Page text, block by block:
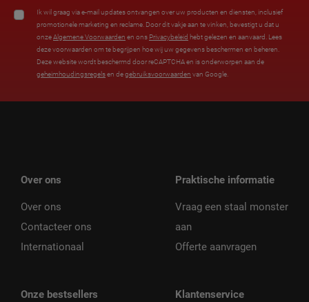
Ik wil graag via e-mail updates ontvangen over uw producten en diensten, inclusief
promotionele marketing en reclame. Door dit vakje aan te vinken, bevestigt u dat u
onzeAlgemene Voorwaarden en ons Privacybeleid hebt gelezen en aanvaard. Lees
deze voorwaarden om te begrijpen hoe wij uw gegevens beschermen en beheren.
Deze website wordt beschermd door reCAPTCHA en is onderworpen aan de
geheimhoudingsregelsen degebruiksvoorwaarden van Google.
Over ons
Over ons
Contacteer ons
Internationaal
Onze bestsellers
Praktische informatie
Vraag een staal monster
aan
Offerte aanvragen
Klantenservice